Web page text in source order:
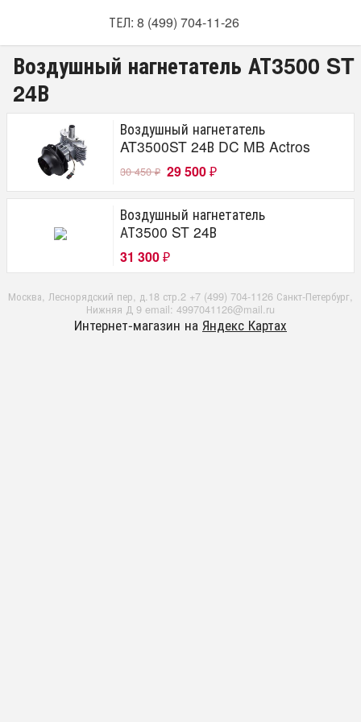
ТЕЛ: 8 (499) 704-11-26
Воздушный нагнетатель АТ3500 ST
24В
Воздушный нагнетатель
AT3500ST 24В DC MB Actros
30 450₽ 29 500 ₽
Воздушный нагнетатель
АТ3500 ST 24В
31 300 ₽
Москва, Леснорядский пер, д.18 стр.2 +7 (499) 704-1126 Санкт-Петербург,
Нижняя Д 9 email: 4997041126@mail.ru
Интернет-магазин на Яндекс Картах